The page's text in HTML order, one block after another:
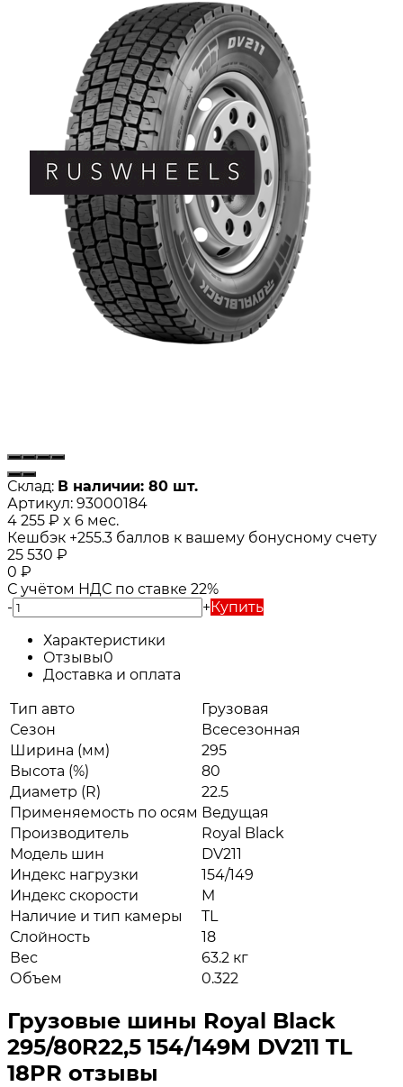
Склад: В наличии: 80 шт.
Артикул: 93000184
4 255 ₽ x 6 мес.
Кешбэк +255.3 баллов к вашему бонусному счету
25 530 ₽
0 ₽
С учётом НДС по ставке 22%
-
+Купить
Характеристики
Отзывы0
Доставка и оплата
Тип авто
Грузовая
Сезон
Всесезонная
Ширина (мм)
295
Высота (%)
80
Диаметр (R)
22.5
Применяемость по осям Ведущая
Производитель
Royal Black
Модель шин
DV211
Индекс нагрузки
154/149
Индекс скорости
M
Наличие и тип камеры
TL
Слойность
18
Вес
63.2 кг
Объем
0.322
Грузовые шины Royal Black
295/80R22,5 154/149M DV211 TL
18PR отзывы